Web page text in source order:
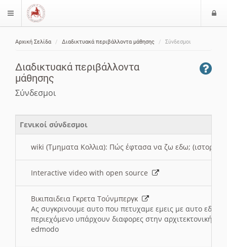
$langMenu
Αρχική Σελίδα Διαδικτυακά περιβάλλοντα μάθησης Σύνδεσμοι
Διαδικτυακά περιβάλλοντα
μάθησης
Σύνδεσμοι
Γενικοί σύνδεσμοι
wiki (Τμηματα Κολλια): Πώς έφτασα να ζω εδω; (ιστορια)
Interactive video with open source
Βικιπαιδεια Γκρετα Τούνμπεργκ
Ας συγκρινουμε αυτο που πετυχαμε εμεις με αυτο εδω
περιεχόμενο υπάρχουν διαφορες στην αρχιτεκτονική
edmodo